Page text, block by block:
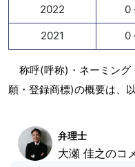
2022 0
2021 0
称呼(呼称)・ネーミング
願・登録商標)の概要は、
弁理士
大瀬 佳之のコ